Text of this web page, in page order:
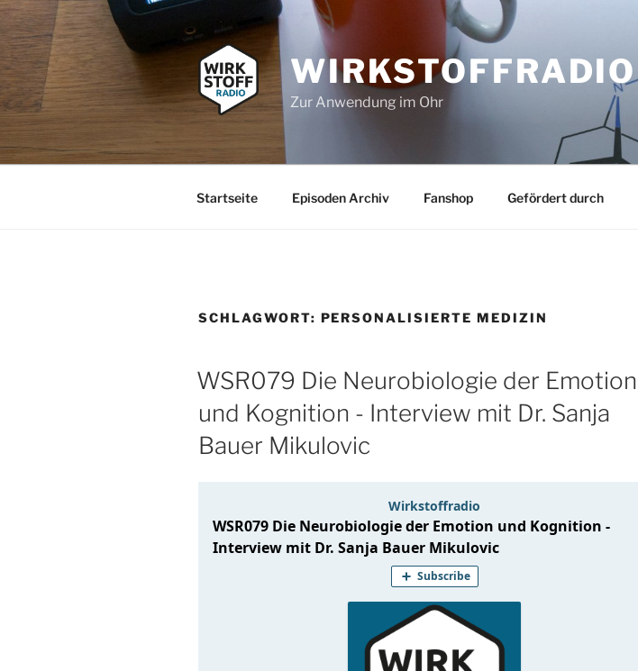
Zum
Inhalt
springen
WIRKSTOFFRADIO
Zur Anwendung im Ohr
Startseite Episoden Archiv Fanshop Gefördert durch
SCHLAGWORT: PERSONALISIERTE MEDIZIN
WSR079 Die Neurobiologie der Emotion
und Kognition - Interview mit Dr. Sanja
Bauer Mikulovic